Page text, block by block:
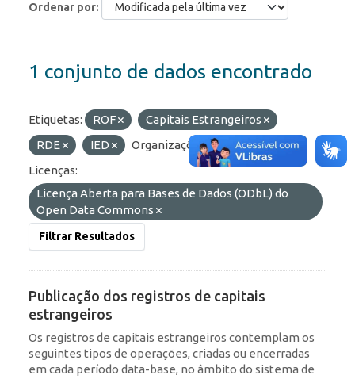
Ordenar por
1 conjunto de dados encontrado
Etiquetas: ROF
Capitais Estrangeiros
RDE
IED Organizações:
BCB/Dstat
Licenças:
Licença Aberta para Bases de Dados (ODbL) do
Open Data Commons
Filtrar Resultados
Publicação dos registros de capitais
estrangeiros
Os registros de capitais estrangeiros contemplam os
seguintes tipos de operações, criadas ou encerradas
em cada período data-base, no âmbito do sistema de